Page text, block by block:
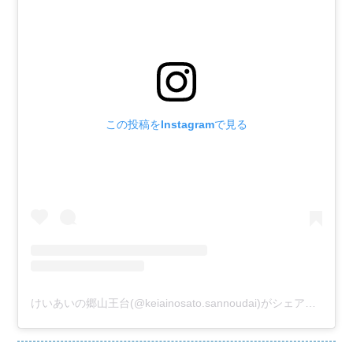
この投稿をInstagramで見る